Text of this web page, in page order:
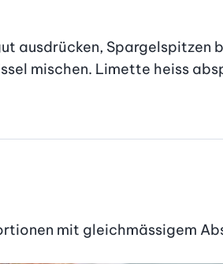
ausdrücken, Spargelspitzen
mischen. Limette heiss
mit gleichmässigem